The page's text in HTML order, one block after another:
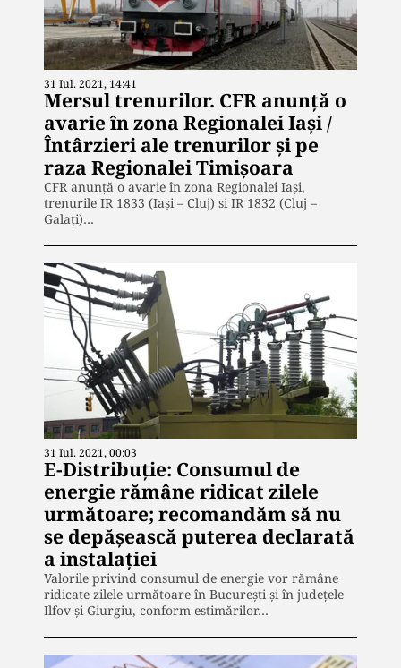
31 Iul. 2021, 14:41
Mersul trenurilor. CFR anunţă o
avarie în zona Regionalei Iaşi /
Întârzieri ale trenurilor şi pe
raza Regionalei Timişoara
CFR anunţă o avarie în zona Regionalei Iaşi,
trenurile IR 1833 (Iaşi – Cluj) si IR 1832 (Cluj –
Galaţi)…
31 Iul. 2021, 00:03
E-Distribuție: Consumul de
energie rămâne ridicat zilele
următoare; recomandăm să nu
se depășească puterea declarată
a instalației
Valorile privind consumul de energie vor rămâne
ridicate zilele următoare în Bucureşti şi în judeţele
Ilfov şi Giurgiu, conform estimărilor…